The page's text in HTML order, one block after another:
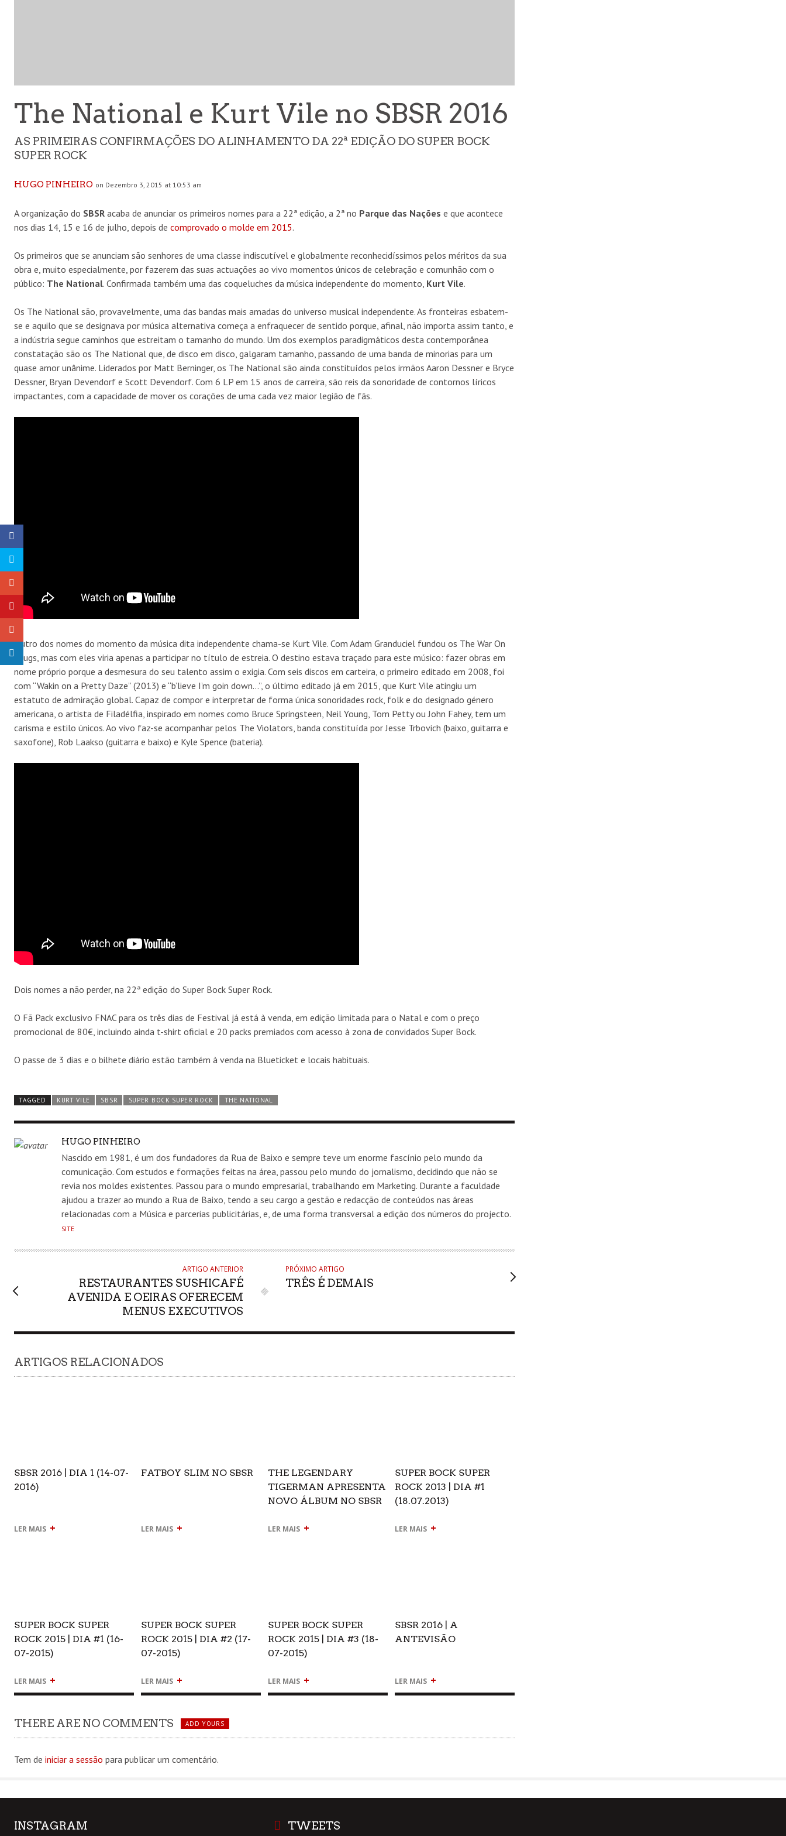
The National e Kurt Vile no SBSR 2016
AS PRIMEIRAS CONFIRMAÇÕES DO ALINHAMENTO DA 22ª EDIÇÃO DO SUPER BOCK
SUPER ROCK
HUGO PINHEIRO on Dezembro 3, 2015 at 10:53 am
A organização do SBSR acaba de anunciar os primeiros nomes para a 22ª edição, a 2ª no Parque das Nações e que acontece
nos dias 14, 15 e 16 de julho, depois de comprovado o molde em 2015.
Os primeiros que se anunciam são senhores de uma classe indiscutível e globalmente reconhecidíssimos pelos méritos da sua
obra e, muito especialmente, por fazerem das suas actuações ao vivo momentos únicos de celebração e comunhão com o
público: The National. Confirmada também uma das coqueluches da música independente do momento, Kurt Vile.
Os The National são, provavelmente, uma das bandas mais amadas do universo musical independente. As fronteiras esbatem-
se e aquilo que se designava por música alternativa começa a enfraquecer de sentido porque, afinal, não importa assim tanto, e
a indústria segue caminhos que estreitam o tamanho do mundo. Um dos exemplos paradigmáticos desta contemporânea
constatação são os The National que, de disco em disco, galgaram tamanho, passando de uma banda de minorias para um
quase amor unânime. Liderados por Matt Berninger, os The National são ainda constituídos pelos irmãos Aaron Dessner e Bryce
Dessner, Bryan Devendorf e Scott Devendorf. Com 6 LP em 15 anos de carreira, são reis da sonoridade de contornos líricos
impactantes, com a capacidade de mover os corações de uma cada vez maior legião de fãs.
Outro dos nomes do momento da música dita independente chama-se Kurt Vile. Com Adam Granduciel fundou os The War On
Drugs, mas com eles viria apenas a participar no título de estreia. O destino estava traçado para este músico: fazer obras em
nome próprio porque a desmesura do seu talento assim o exigia. Com seis discos em carteira, o primeiro editado em 2008, foi
com “Wakin on a Pretty Daze” (2013) e “b’lieve I’m goin down…”, o último editado já em 2015, que Kurt Vile atingiu um
estatuto de admiração global. Capaz de compor e interpretar de forma única sonoridades rock, folk e do designado género
americana, o artista de Filadélfia, inspirado em nomes como Bruce Springsteen, Neil Young, Tom Petty ou John Fahey, tem um
carisma e estilo únicos. Ao vivo faz-se acompanhar pelos The Violators, banda constituída por Jesse Trbovich (baixo, guitarra e
saxofone), Rob Laakso (guitarra e baixo) e Kyle Spence (bateria).
Dois nomes a não perder, na 22ª edição do Super Bock Super Rock.
O Fã Pack exclusivo FNAC para os três dias de Festival já está à venda, em edição limitada para o Natal e com o preço
promocional de 80€, incluindo ainda t-shirt oficial e 20 packs premiados com acesso à zona de convidados Super Bock.
O passe de 3 dias e o bilhete diário estão também à venda na Blueticket e locais habituais.
TAGGED KURT VILE SBSR SUPER BOCK SUPER ROCK THE NATIONAL
AUTHOR
HUGO PINHEIRO
Nascido em 1981, é um dos fundadores da Rua de Baixo e sempre teve um enorme fascínio pelo mundo da
comunicação. Com estudos e formações feitas na área, passou pelo mundo do jornalismo, decidindo que não se
revia nos moldes existentes. Passou para o mundo empresarial, trabalhando em Marketing. Durante a faculdade
ajudou a trazer ao mundo a Rua de Baixo, tendo a seu cargo a gestão e redacção de conteúdos nas áreas
relacionadas com a Música e parcerias publicitárias, e, de uma forma transversal a edição dos números do projecto.
SITE
ARTIGO ANTERIOR
RESTAURANTES SUSHICAFÉ
AVENIDA E OEIRAS OFERECEM
MENUS EXECUTIVOS
PRÓXIMO ARTIGO
TRÊS É DEMAIS
ARTIGOS RELACIONADOS
SBSR 2016 | DIA 1 (14-07-
2016)
LER MAIS +
FATBOY SLIM NO SBSR
LER MAIS +
THE LEGENDARY
TIGERMAN APRESENTA
NOVO ÁLBUM NO SBSR
LER MAIS +
SUPER BOCK SUPER
ROCK 2013 | DIA #1
(18.07.2013)
LER MAIS +
SUPER BOCK SUPER
ROCK 2015 | DIA #1 (16-
07-2015)
LER MAIS +
SUPER BOCK SUPER
ROCK 2015 | DIA #2 (17-
07-2015)
LER MAIS +
SUPER BOCK SUPER
ROCK 2015 | DIA #3 (18-
07-2015)
LER MAIS +
SBSR 2016 | A
ANTEVISÃO
LER MAIS +
THERE ARE NO COMMENTS ADD YOURS
Tem de iniciar a sessão para publicar um comentário.
INSTAGRAM TWEETS